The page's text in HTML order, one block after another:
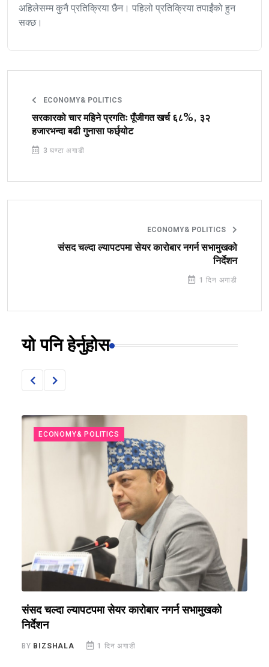
अहिलेसम्म कुनै प्रतिक्रिया छैन। पहिलो प्रतिक्रिया तपाईंको हुन
सक्छ।
ECONOMY& POLITICS
सरकारको चार महिने प्रगतिः पूँजीगत खर्च ६८%, ३२
हजारभन्दा बढी गुनासा फर्छ्योट
3 घण्टा अगाडी
ECONOMY& POLITICS
संसद चल्दा ल्यापटपमा सेयर कारोबार नगर्न सभामुखको
निर्देशन
1 दिन अगाडी
यो पनि हेर्नुहोस
ECONOMY& POLITICS
संसद चल्दा ल्यापटपमा सेयर कारोबार नगर्न सभामुखको
निर्देशन
BY BIZSHALA 1 दिन अगाडी